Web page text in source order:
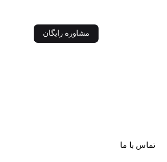
مشاوره رایگان
تماس با ما